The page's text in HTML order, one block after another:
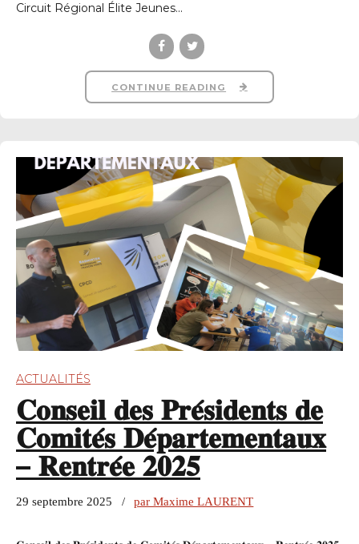
Circuit Régional Élite Jeunes...
CONTINUE READING
ACTUALITÉS
𝐂𝐨𝐧𝐬𝐞𝐢𝐥 𝐝𝐞𝐬 𝐏𝐫𝐞́𝐬𝐢𝐝𝐞𝐧𝐭𝐬 𝐝𝐞
𝐂𝐨𝐦𝐢𝐭𝐞́𝐬 𝐃𝐞́𝐩𝐚𝐫𝐭𝐞𝐦𝐞𝐧𝐭𝐚𝐮𝐱
– 𝐑𝐞𝐧𝐭𝐫𝐞́𝐞 𝟐𝟎𝟐𝟓
29 septembre 2025 par Maxime LAURENT